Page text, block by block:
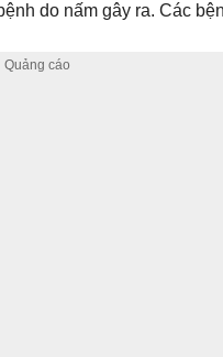
do nấm gây ra. Các